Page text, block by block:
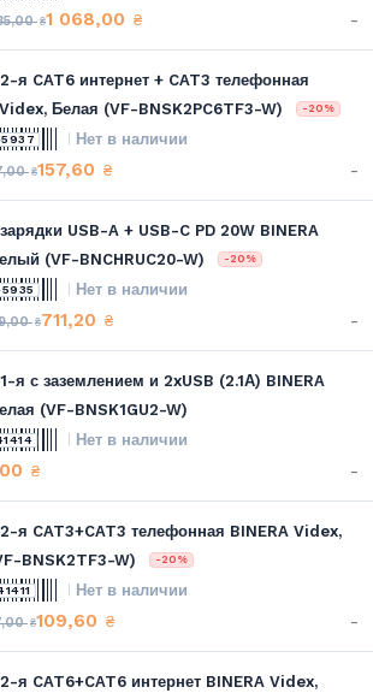
₴1 068,00 ₴ -
я CAT6 интернет + CAT3 телефонная
Белая (VF-BNSK2PC6TF3-W)
-20%
Нет в наличии
₴157,60 ₴ -
USB-A + USB-C PD 20W BINERA
(VF-BNCHRUC20-W)
-20%
Нет в наличии
₴711,20 ₴ -
я с заземлением и 2xUSB (2.1А) BINERA
(VF-BNSK1GU2-W)
Нет в наличии
₴ -
2-я CAT3+CAT3 телефонная BINERA Videx,
BNSK2TF3-W)
-20%
Нет в наличии
₴109,60 ₴ -
я CAT6+CAT6 интернет BINERA Videx,